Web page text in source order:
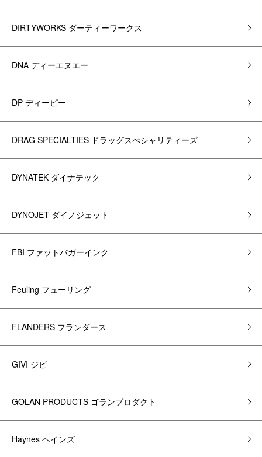
DIRTYWORKS ダーティーワークス
DNA ディーエヌエー
DP ディーピー
DRAG SPECIALTIES ドラッグスぺシャリティーズ
DYNATEK ダイナテック
DYNOJET ダイノジェット
FBI ファットバガーインク
Feuling フューリング
FLANDERS フランダース
GIVI ジビ
GOLAN PRODUCTS ゴランプロダクト
Haynes ヘインズ